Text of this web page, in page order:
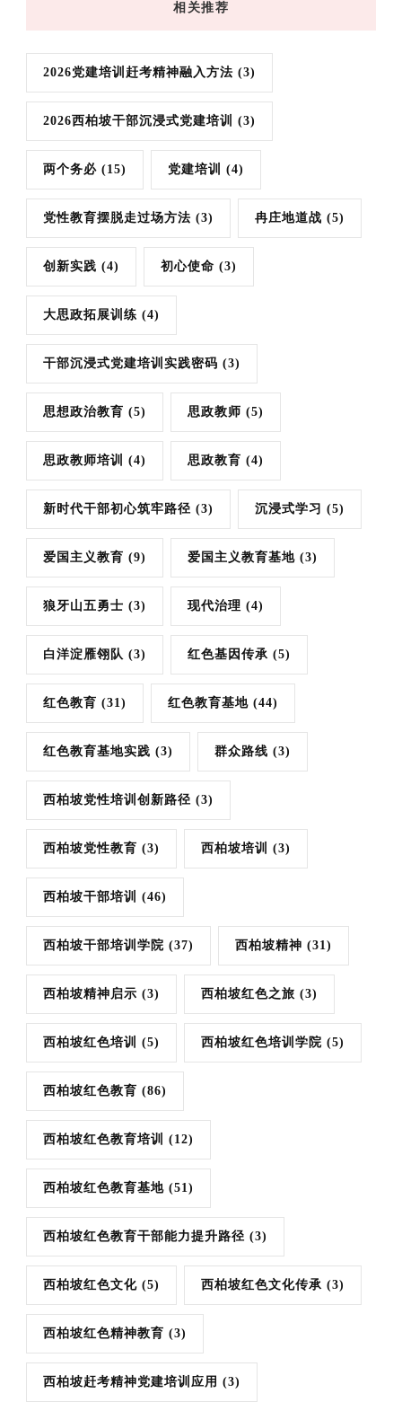
相关推荐
2026党建培训赶考精神融入方法 (3)
2026西柏坡干部沉浸式党建培训 (3)
两个务必 (15) 党建培训 (4)
党性教育摆脱走过场方法 (3) 冉庄地道战 (5)
创新实践 (4) 初心使命 (3)
大思政拓展训练 (4)
干部沉浸式党建培训实践密码 (3)
思想政治教育 (5) 思政教师 (5)
思政教师培训 (4) 思政教育 (4)
新时代干部初心筑牢路径 (3) 沉浸式学习 (5)
爱国主义教育 (9) 爱国主义教育基地 (3)
狼牙山五勇士 (3) 现代治理 (4)
白洋淀雁翎队 (3) 红色基因传承 (5)
红色教育 (31) 红色教育基地 (44)
红色教育基地实践 (3) 群众路线 (3)
西柏坡党性培训创新路径 (3)
西柏坡党性教育 (3) 西柏坡培训 (3)
西柏坡干部培训 (46)
西柏坡干部培训学院 (37) 西柏坡精神 (31)
西柏坡精神启示 (3) 西柏坡红色之旅 (3)
西柏坡红色培训 (5) 西柏坡红色培训学院 (5)
西柏坡红色教育 (86)
西柏坡红色教育培训 (12)
西柏坡红色教育基地 (51)
西柏坡红色教育干部能力提升路径 (3)
西柏坡红色文化 (5) 西柏坡红色文化传承 (3)
西柏坡红色精神教育 (3)
西柏坡赶考精神党建培训应用 (3)